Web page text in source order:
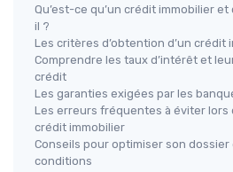
Qu’est-ce qu’un crédit immobilier
il ?
Les critères d’obtention d’un crédit
Comprendre les taux d’intérêt et
crédit
Les garanties exigées par les
Les erreurs fréquentes à éviter lors
crédit immobilier
Conseils pour optimiser son
conditions